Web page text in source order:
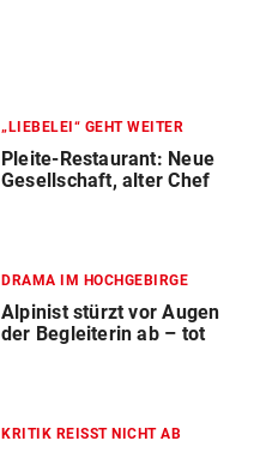
„LIEBELEI“ GEHT WEITER
Pleite-Restaurant: Neue
Gesellschaft, alter Chef
DRAMA IM HOCHGEBIRGE
Alpinist stürzt vor Augen
der Begleiterin ab – tot
KRITIK REISST NICHT AB